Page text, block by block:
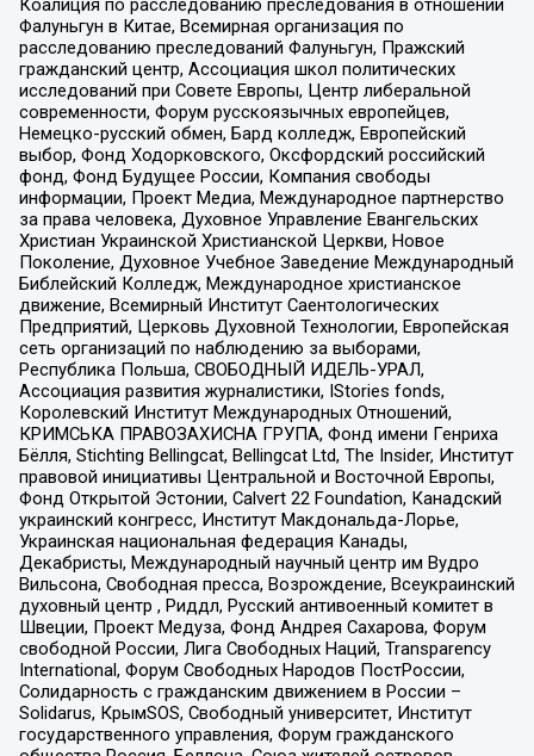
Коалиция по расследованию преследования в отношении
Фалуньгун в Китае, Всемирная организация по
расследованию преследований Фалуньгун, Пражский
гражданский центр, Ассоциация школ политических
исследований при Совете Европы, Центр либеральной
современности, Форум русскоязычных европейцев,
Немецко-русский обмен, Бард колледж, Европейский
выбор, Фонд Ходорковского, Оксфордский российский
фонд, Фонд Будущее России, Компания свободы
информации, Проект Медиа, Международное партнерство
за права человека, Духовное Управление Евангельских
Христиан Украинской Христианской Церкви, Новое
Поколение, Духовное Учебное Заведение Международный
Библейский Колледж, Международное христианское
движение, Всемирный Институт Саентологических
Предприятий, Церковь Духовной Технологии, Европейская
сеть организаций по наблюдению за выборами,
Республика Польша, СВОБОДНЫЙ ИДЕЛЬ-УРАЛ,
Ассоциация развития журналистики, IStories fonds,
Королевский Институт Международных Отношений,
КРИМСЬКА ПРАВОЗАХИСНА ГРУПА, Фонд имени Генриха
Бёлля, Stichting Bellingcat, Bellingcat Ltd, The Insider, Институт
правовой инициативы Центральной и Восточной Европы,
Фонд Открытой Эстонии, Calvert 22 Foundation, Канадский
украинский конгресс, Институт Макдональда-Лорье,
Украинская национальная федерация Канады,
Декабристы, Международный научный центр им Вудро
Вильсона, Свободная пресса, Возрождение, Всеукраинский
духовный центр , Риддл, Русский антивоенный комитет в
Швеции, Проект Медуза, Фонд Андрея Сахарова, Форум
свободной России, Лига Свободных Наций, Transparеncy
International, Форум Свободных Народов ПостРоссии,
Солидарность с гражданским движением в России –
Solidarus, КрымSOS, Свободный университет, Институт
государственного управления, Форум гражданского